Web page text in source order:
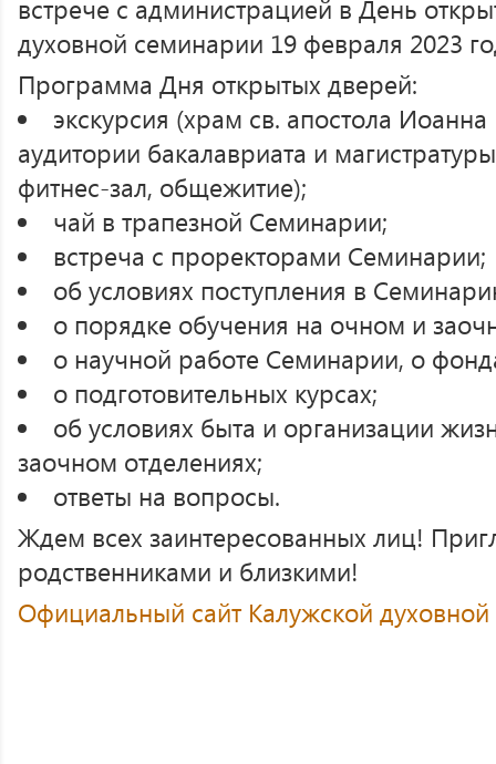
встрече с администрацией в День
духовной семинарии 19 февраля 2023
Программа Дня открытых дверей:
экскурсия (храм св. апостола
аудитории бакалавриата и
фитнес-зал, общежитие);
чай в трапезной Семинарии;
встреча с проректорами Семинарии;
об условиях поступления в
о порядке обучения на очном и
о научной работе Семинарии, о
о подготовительных курсах;
об условиях быта и организации
заочном отделениях;
ответы на вопросы.
Ждем всех заинтересованных лиц!
родственниками и близкими!
Официальный сайт Калужской